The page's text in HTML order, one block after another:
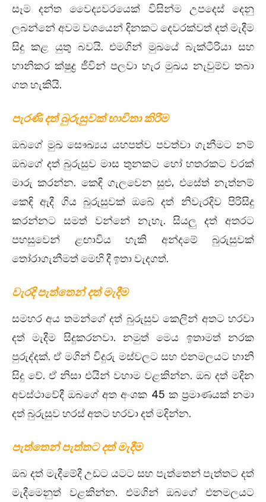
සෑම දන්ත වෛද්‍යවරයෙක් විසින්ම උපදෙස් දෙනු
ලබන්නේ අවම වශයෙන් දිනකට දෙවරක්වත් දත් මැදීම
සිදු කළ යුතු බවයි. එමගින් මුඛයේ බැක්ටීරියා සහ
හානිකර ක්ෂුද්‍ර ජීවින් පලවා හැර මුඛය නැවුම්ව තබා
ගත හැකියි.
පැරණි දත් බුරුසුවක් භාවිතා කිරීම
ඔබගේ මුඛ සෞඛ්‍යය යහපත්ව පවත්වා ගැනීමට නම්
ඔබගේ දත් බුරුසුව මාස තුනකට හෝ හතරකට වරක්
මාරු කරන්න. කෙඳි ගැලවෙන සුළු, එසේත් නැත්නම්
කෙඳි ඇදී ගිය බුරුසුවක් ඔබේ දත් නිවැරදිව පිරිසිදු
කරන්නට සමත් වන්නේ නැහැ. සියලු දත් අතරට
පහසුවෙන් ළඟාවිය හැකි අන්දමේ බුරුසුවක්
තෝරාගැනීමත් මෙහි දී ඉතා වැදගත්.
වැරදි පැත්තෙන් දත් මැදීම
සමහර අය තමන්ගේ දත් බුරුසුව කෙලින් අතට හරවා
දත් මැදීම සිදුකරනවා. නමුත් මෙය ඉතාමත් නරක
පුරුද්දක්. ඒ මගින් විදුරු මස්වලට සහ එනමලයට හානි
සිදු වේ. ඒ නිසා එයින් වහාම වළකින්න. ඔබ දත් මදින
අවස්ථාවේදී ඔබගේ අත අංශක 45 ක ප්‍රමාණයක් නමා
දත් බුරුසුව හරස් අතට හරවා දත් මදින්න.
පැත්තෙන් පැත්තට දත් මැදීම
ඔබ දත් මැදීමේදී උඩට යටට සහ පැත්තෙන් පැත්තට දත්
මැදීමෙනුත් වළකින්න. එමගින් ඔබගේ එනමලයට